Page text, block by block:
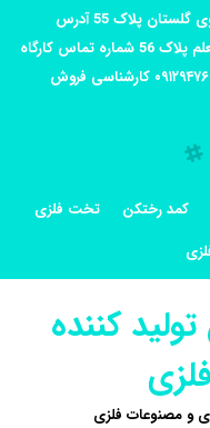
آدرس کارگاه تولیدی: تهران-شهریار کوی گلستان پلاک 55 آدرس
فروشگاه:تهران شهر قدس شهرک فرزان بلوار معلم پلاک 56 شماره تماس کارگاه
۰۲۱_۴۶۸۳۵۱۸۸ تماس با مدیر فروش ۰۹۱۲۹۴۷۶۵۴۷ کارشناسی فروش
کمد رختکن
تخت فلزی
کننده
و مصنوعات فلزی